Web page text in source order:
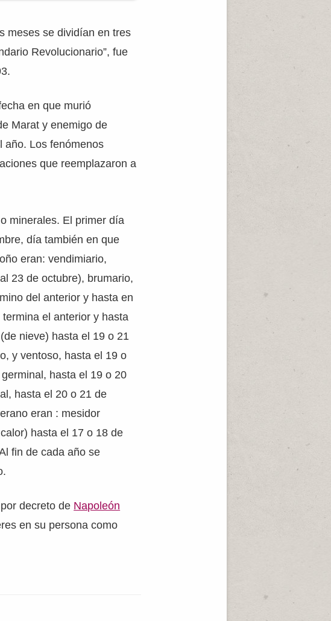
meses se dividían en tres
Revolucionario”, fue
en que murió
Marat y enemigo de
año. Los fenómenos
que reemplazaron a
minerales. El primer día
día también en que
eran: vendimiario,
23 de octubre), brumario,
del anterior y hasta en
el anterior y hasta
nieve) hasta el 19 o 21
y ventoso, hasta el 19 o
hasta el 19 o 20
hasta el 20 o 21 de
eran : mesidor
hasta el 17 o 18 de
fin de cada año se
decreto de Napoleón
en su persona como